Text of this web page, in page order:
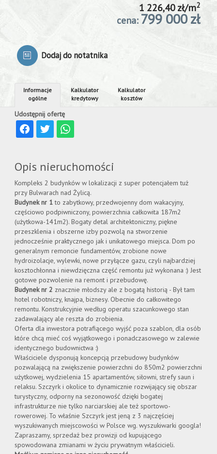
ze
Kontakt
1 226,40 zł/m2
cena: 799 000 zł
Dodaj do notatnika
Udostępnij ofertę
Informacje
ogólne
Kalkulator
kredytowy
Kalkulator
kosztów
Opis nieruchomości
Kompleks 2 budynków w lokalizacji z super potencjałem tuż
przy Bulwarach nad Żylicą.
Budynek nr 1to zabytkowy, przedwojenny dom wakacyjny,
częściowo podpiwniczony, powierzchnia całkowita 187m2
(użytkowa-141m2). Bogaty detal architektoniczny, piękne
przeszklenia i obszerne izby pozwolą na stworzenie
jednocześnie praktycznego jak i unikatowego miejsca. Dom po
generalnym remoncie fundamentów, zrobione nowe
hydroizolacje, wylewki, nowe przyłącze gazu, czyli najbardziej
kosztochłonna i niewdzięczna część remontu już wykonana :) Jest
gotowe pozwolenie na remont i przebudowę.
Budynek nr 2 znacznie młodszy ale z bogatą historią - Był tam
hotel robotniczy, knajpa, biznesy. Obecnie do całkowitego
remontu. Konstrukcyjnie według operatu szacunkowego stan
zadawalający ale reszta do zrobienia.
Oferta dla inwestora potrafiącego wyjść poza szablon, dla osób
które chcą mieć coś wyjątkowego i ponadczasowego w zalewie
identycznego budownictwa :)
Właściciele dysponują koncepcją przebudowy budynków
pozwalającą na zwiększenie powierzchni do 850m2 powierzchni
użytkowej, wydzielenia 15 apartamentów, siłowni, strefy saun i
relaksu. Szczyrk i okolice to dynamicznie rozwijający się obszar
turystyczny, odporny na sezonowość dzięki bogatej
infrastrukturze nie tylko narciarskiej ale też sportowo-
rowerowej. To właśnie Szczyrk jest jeną z 3 najczęściej
wyszukiwanych miejscowości w Polsce wg. wyszukiwarki googla!
Zapraszamy, sprzedaż bez prowizji od kupującego
spowodowana zmianami w życiu prywatnym właścicieli.